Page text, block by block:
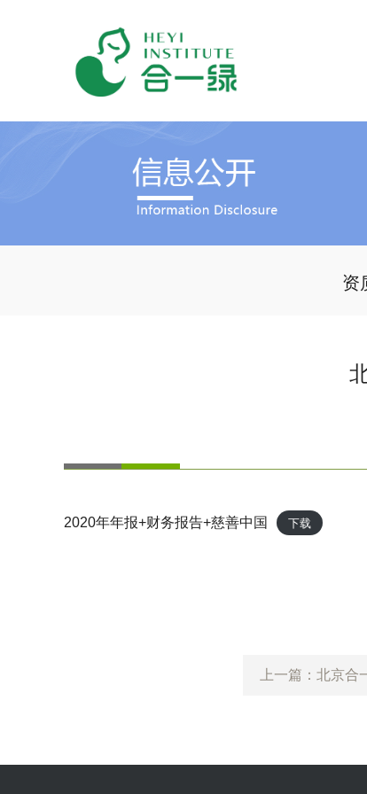
资
2020年年报+财务报告+慈善中国 下载
上一篇：北京